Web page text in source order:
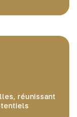
réunissant